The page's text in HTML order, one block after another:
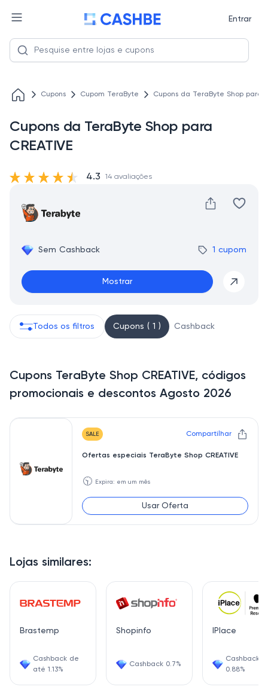
Entrar
Cupons Cupom TeraByte Cupons da TeraByte Shop para
Cupons da TeraByte Shop para
CREATIVE
Sem Cashback 1 cupom
Mostrar
4.3 14 avaliações
Lojas similares:
Brastemp
Cashback de
até 1.13%
Shopinfo
Cashback 0.7%
IPlace
Cashback
0.88%
Todos os filtros Cupons ( 1 ) Cashback
Cupons TeraByte Shop CREATIVE, códigos
promocionais e descontos Agosto 2026
SALE Compartilhar
Ofertas especiais TeraByte Shop CREATIVE
🕥 Expira: em um mês
Usar Oferta